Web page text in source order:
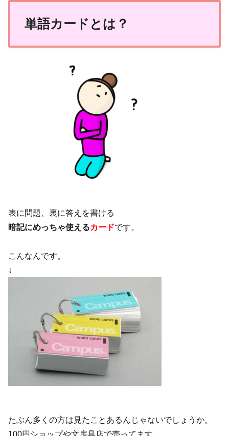
単語カードとは？
表に問題、裏に答えを書ける
暗記にめっちゃ使えるカードです。
こんなんです。
↓
たぶん多くの方は見たことあるんじゃないでしょうか。
100円ショップや文房具店で売ってます。